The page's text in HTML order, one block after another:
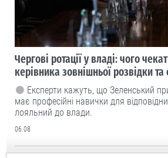
Чергові ротації у владі: чого
керівника зовнішньої розвідки
Експерти кажуть, що Зеленський
має професійні навички для
лояльний до влади.
06.08